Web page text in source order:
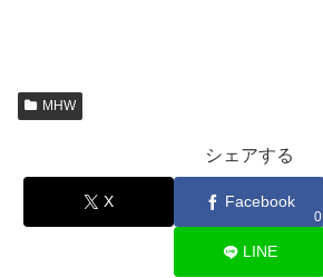
MHW
シェアする
X Facebook
0
LINE